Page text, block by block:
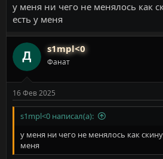
у меня ни чего не менялось как
есть у меня
s1mpl<0
Фанат
16 Фев 2025
s1mpl<0 написал(а):
у меня ни чего не менялось как
меня